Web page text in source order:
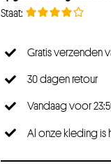
Gratis verzenden
30 dagen retour
Vandaag voor
Al onze kleding is